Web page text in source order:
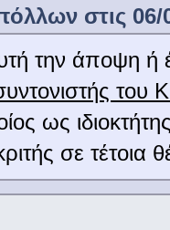
στις 06/
την άποψη ή
του
ως
σε τέτοια